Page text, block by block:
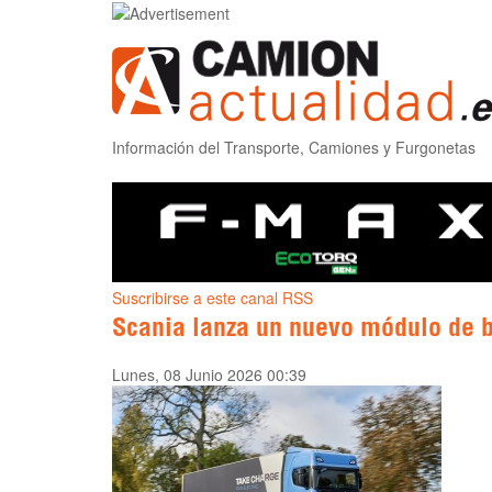
Información del Transporte, Camiones y Furgonetas
Suscribirse a este canal RSS
Scania lanza un nuevo módulo
Lunes, 08 Junio 2026 00:39